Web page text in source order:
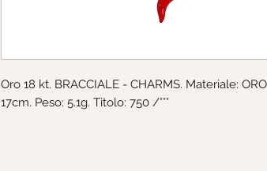
Oro 18 kt. BRACCIALE - CHARMS. Materiale:
17cm. Peso: 5.1g. Titolo: 750 /°°°